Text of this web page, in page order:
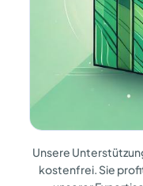
Unsere
kostenfrei. Sie